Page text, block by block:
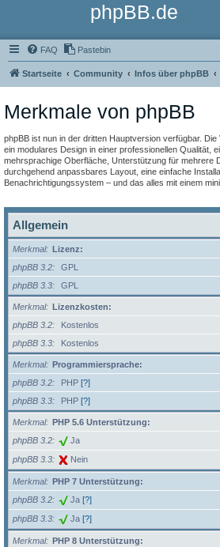
phpBB.de
FAQ Pastebin
Startseite Community Infos über phpBB
Merkmale von phpBB
phpBB ist nun in der dritten Hauptversion verfügbar.
ein modulares Design in einer professionellen Qualität,
mehrsprachige Oberfläche, Unterstützung für mehrere
durchgehend anpassbares Layout, eine einfache
Benachrichtigungssystem – und das alles mit einem
Allgemein
Merkmal
Lizenz:
phpBB 3.2
GPL
phpBB 3.3
GPL
Merkmal
Lizenzkosten:
phpBB 3.2
Kostenlos
phpBB 3.3
Kostenlos
Merkmal
Programmiersprache:
phpBB 3.2
PHP [?]
phpBB 3.3
PHP [?]
Merkmal
PHP 5.6 Unterstützung:
phpBB 3.2
Ja
phpBB 3.3 Nein
Merkmal
PHP 7 Unterstützung:
phpBB 3.2
Ja [?]
phpBB 3.3 Ja [?]
Merkmal
PHP 8 Unterstützung: